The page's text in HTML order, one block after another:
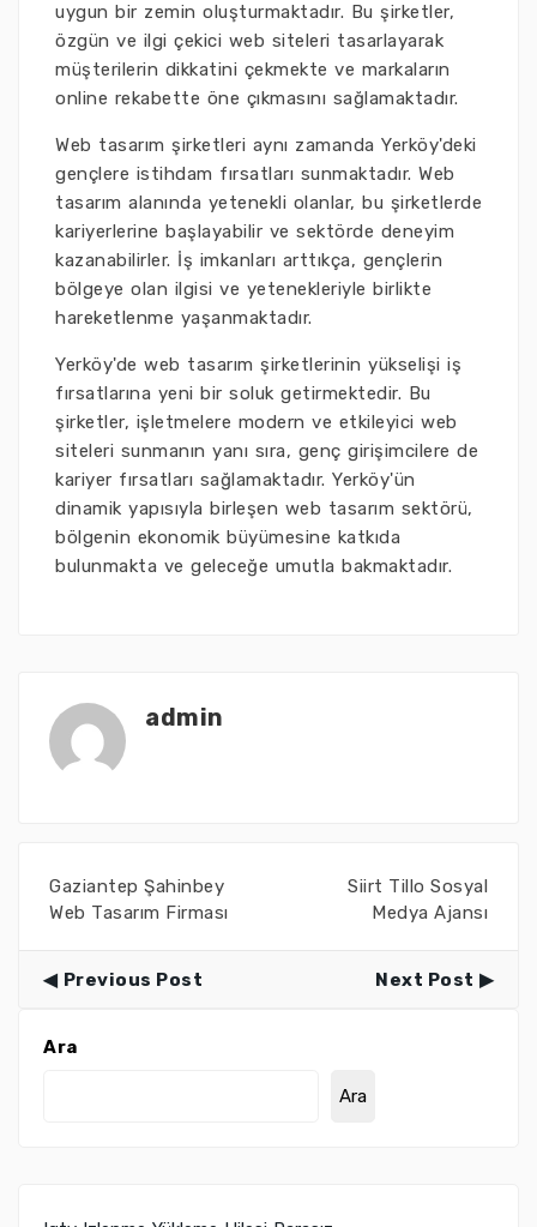
uygun bir zemin oluşturmaktadır. Bu şirketler,
özgün ve ilgi çekici web siteleri tasarlayarak
müşterilerin dikkatini çekmekte ve markaların
online rekabette öne çıkmasını sağlamaktadır.
Web tasarım şirketleri aynı zamanda Yerköy'deki
gençlere istihdam fırsatları sunmaktadır. Web
tasarım alanında yetenekli olanlar, bu şirketlerde
kariyerlerine başlayabilir ve sektörde deneyim
kazanabilirler. İş imkanları arttıkça, gençlerin
bölgeye olan ilgisi ve yetenekleriyle birlikte
hareketlenme yaşanmaktadır.
Yerköy'de web tasarım şirketlerinin yükselişi iş
fırsatlarına yeni bir soluk getirmektedir. Bu
şirketler, işletmelere modern ve etkileyici web
siteleri sunmanın yanı sıra, genç girişimcilere de
kariyer fırsatları sağlamaktadır. Yerköy'ün
dinamik yapısıyla birleşen web tasarım sektörü,
bölgenin ekonomik büyümesine katkıda
bulunmakta ve geleceğe umutla bakmaktadır.
admin
Gaziantep Şahinbey
Web Tasarım Firması
Siirt Tillo Sosyal
Medya Ajansı
Previous Post Next Post
Ara
Ara